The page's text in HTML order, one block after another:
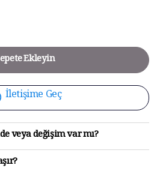
Ekleyin
İletişime Geç
veya değişim var mı?